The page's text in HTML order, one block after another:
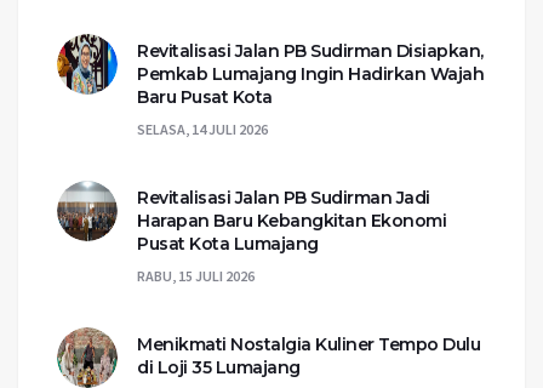
Revitalisasi Jalan PB Sudirman Disiapkan,
Pemkab Lumajang Ingin Hadirkan Wajah
Baru Pusat Kota
SELASA, 14 JULI 2026
Revitalisasi Jalan PB Sudirman Jadi
Harapan Baru Kebangkitan Ekonomi
Pusat Kota Lumajang
RABU, 15 JULI 2026
Menikmati Nostalgia Kuliner Tempo Dulu
di Loji 35 Lumajang